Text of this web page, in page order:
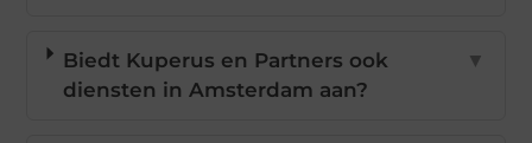
Biedt Kuperus en Partners ook
diensten in Amsterdam aan?
▼